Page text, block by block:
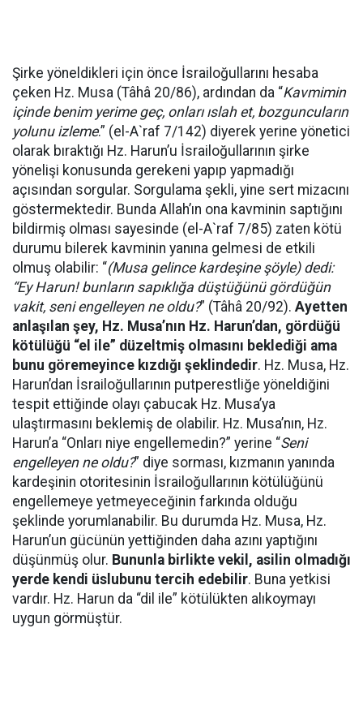
Şirke yöneldikleri için önce İsrailoğullarını hesaba
çeken Hz. Musa (Tâhâ 20/86), ardından da “Kavmimin
içinde benim yerime geç, onları ıslah et, bozguncuların
yolunu izleme.” (el-A`raf 7/142) diyerek yerine yönetici
olarak bıraktığı Hz. Harun’u İsrailoğullarının şirke
yönelişi konusunda gerekeni yapıp yapmadığı
açısından sorgular. Sorgulama şekli, yine sert mizacını
göstermektedir. Bunda Allah’ın ona kavminin saptığını
bildirmiş olması sayesinde (el-A`raf 7/85) zaten kötü
durumu bilerek kavminin yanına gelmesi de etkili
olmuş olabilir: “(Musa gelince kardeşine şöyle) dedi:
“Ey Harun! bunların sapıklığa düştüğünü gördüğün
vakit, seni engelleyen ne oldu?” (Tâhâ 20/92). Ayetten
anlaşılan şey, Hz. Musa’nın Hz. Harun’dan, gördüğü
kötülüğü “el ile” düzeltmiş olmasını beklediği ama
bunu göremeyince kızdığı şeklindedir. Hz. Musa, Hz.
Harun’dan İsrailoğullarının putperestliğe yöneldiğini
tespit ettiğinde olayı çabucak Hz. Musa’ya
ulaştırmasını beklemiş de olabilir. Hz. Musa’nın, Hz.
Harun’a “Onları niye engellemedin?” yerine “Seni
engelleyen ne oldu?” diye sorması, kızmanın yanında
kardeşinin otoritesinin İsrailoğullarının kötülüğünü
engellemeye yetmeyeceğinin farkında olduğu
şeklinde yorumlanabilir. Bu durumda Hz. Musa, Hz.
Harun’un gücünün yettiğinden daha azını yaptığını
düşünmüş olur. Bununla birlikte vekil, asilin olmadığı
yerde kendi üslubunu tercih edebilir. Buna yetkisi
vardır. Hz. Harun da “dil ile” kötülükten alıkoymayı
uygun görmüştür.